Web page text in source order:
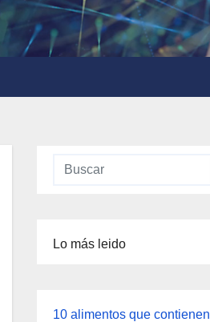
Lo más leido
10 alimentos que contienen